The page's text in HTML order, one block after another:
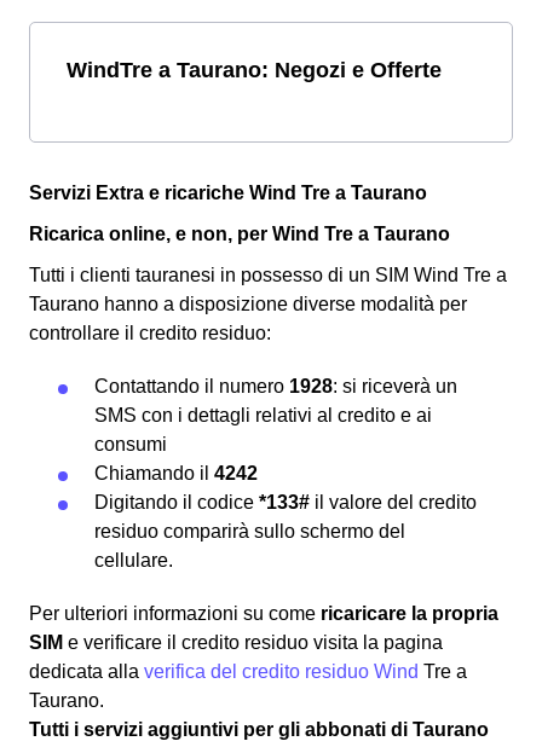
WindTre a Taurano: Negozi e Offerte
Servizi Extra e ricariche Wind Tre a Taurano
Ricarica online, e non, per Wind Tre a Taurano
Tutti i clienti tauranesi in possesso di un SIM Wind Tre a
Taurano hanno a disposizione diverse modalità per
controllare il credito residuo:
Contattando il numero 1928: si riceverà un
SMS con i dettagli relativi al credito e ai
consumi
Chiamando il 4242
Digitando il codice *133# il valore del credito
residuo comparirà sullo schermo del
cellulare.
Per ulteriori informazioni su come ricaricare la propria
SIM e verificare il credito residuo visita la pagina
dedicata alla verifica del credito residuo Wind Tre a
Taurano.
Tutti i servizi aggiuntivi per gli abbonati di Taurano